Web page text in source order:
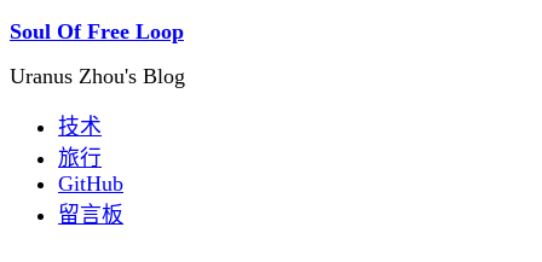
Soul Of Free Loop
Uranus Zhou's Blog
技术
旅行
GitHub
留言板